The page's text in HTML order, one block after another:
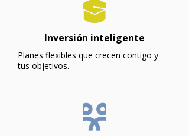
Inversión inteligente
Planes flexibles que crecen contigo y
tus objetivos.